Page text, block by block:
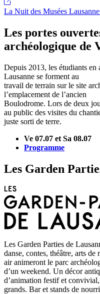
La Nuit des Musées
Les portes
archéologique de
Depuis 2013, les étudiants
Lausanne se forment au
travail de terrain sur le site
l’emplacement de l’ancien
Boulodrome. Lors de deux
au public des visites du
juste sorti de terre.
Ve 07.07 et Sa 08.07
Programme
Les Garden
Les Garden Parties de
danse, contes, théâtre, arts
air animeront le parc
d’un weekend. Un décor
d’animation festif et
grands. Bar et stands de